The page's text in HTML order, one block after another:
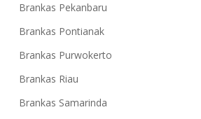
Brankas Pekanbaru
Brankas Pontianak
Brankas Purwokerto
Brankas Riau
Brankas Samarinda